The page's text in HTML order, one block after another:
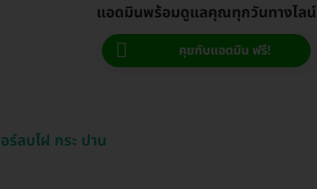
แอดมินพร้อมดูแลคุณทุกวันทางไลน์
คุยกับแอดมิน ฟรี!
ร์ลบไฝ กระ ปาน